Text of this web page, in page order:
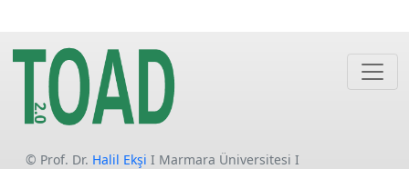
© Prof. Dr. Halil Ekşi I Marmara Üniversitesi I